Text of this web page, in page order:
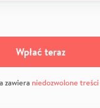
Wpłać teraz
zawiera niedozwolone treści